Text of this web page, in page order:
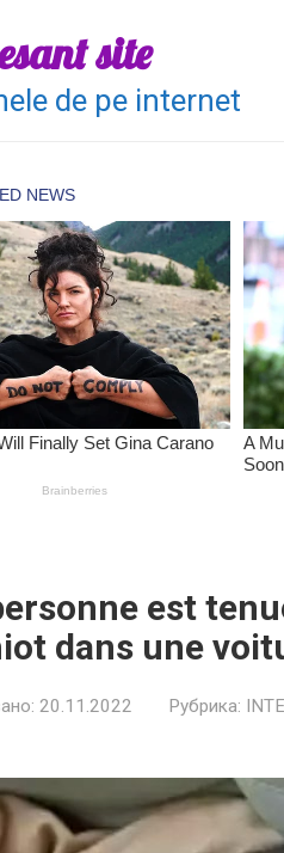
site
de pe internet
est
dans une
20.11.2022 Рубрика: